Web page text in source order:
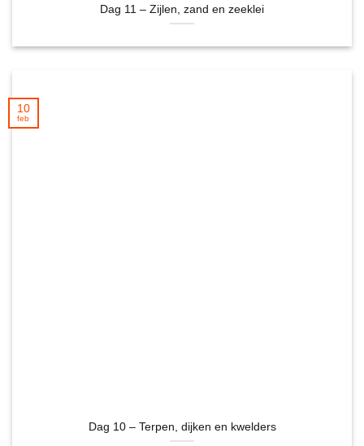
Dag 11 – Zijlen, zand en zeeklei
Dag 10 – Terpen, dijken en kwelders
10
feb